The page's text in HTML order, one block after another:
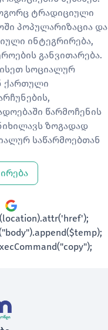
ტრადიციული
პოპულარიზაცია და
ინტეგრირება,
განვითარება.
ისეთ სოციალურ
ქართული
წარმოჩენის
ზოგადად
საწარმოებთან